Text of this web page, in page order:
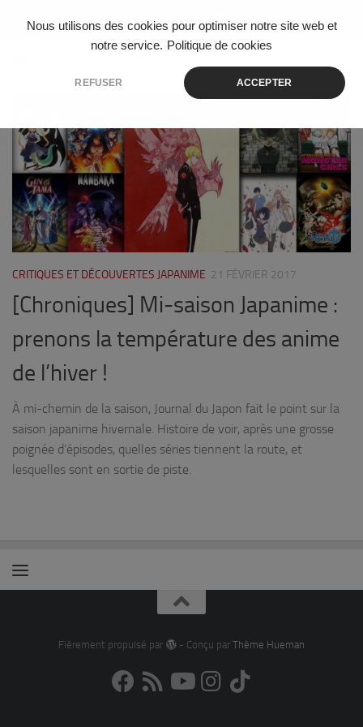
Nous utilisons des cookies pour optimiser notre site web et
notre service. Politique de cookies
REFUSER ACCEPTER
Skip to content
CRITIQUES ET DÉCOUVERTES JAPANIME 21 FÉVRIER 2017
[Chroniques] Mi-saison Japanime :
prenons la température des anime
de l’hiver !
À mi-chemin de la saison, Journal du Japon fait le point sur la
saison japanime hivernale. Histoire de voir, après une grosse
poignée d’épisodes, quelles séries tiennent la route, et
lesquelles sont en sortie de piste.
Fièrement propulsé par - Conçu par Thème Hueman